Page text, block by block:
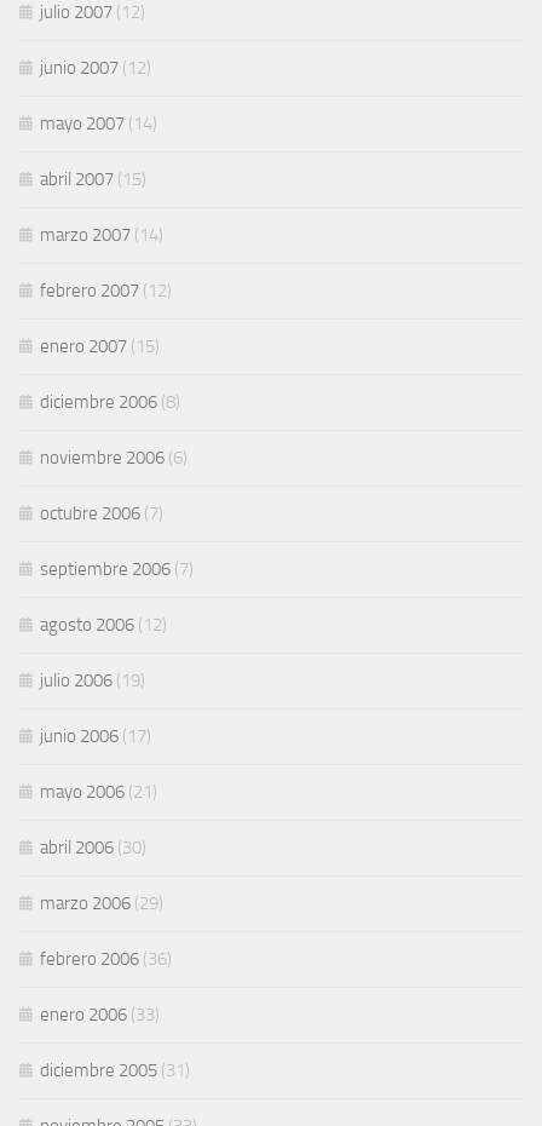
julio 2007 (12)
junio 2007 (12)
mayo 2007 (14)
abril 2007 (15)
marzo 2007 (14)
febrero 2007 (12)
enero 2007 (15)
diciembre 2006 (8)
noviembre 2006 (6)
octubre 2006 (7)
septiembre 2006 (7)
agosto 2006 (12)
julio 2006 (19)
junio 2006 (17)
mayo 2006 (21)
abril 2006 (30)
marzo 2006 (29)
febrero 2006 (36)
enero 2006 (33)
diciembre 2005 (31)